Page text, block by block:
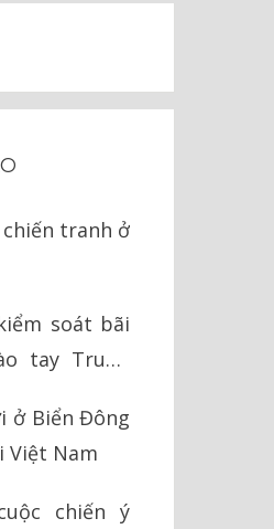
tranh ở
soát bãi
tay Trung
ở Biển Đông
Việt Nam
chiến ý